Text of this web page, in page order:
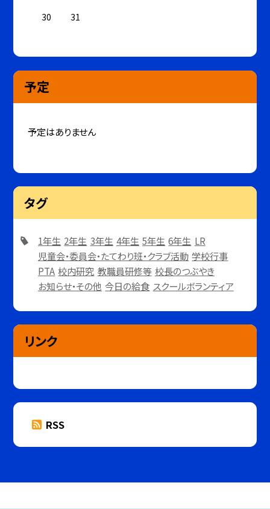
30
31
予定
予定はありません
タグ
1年生 2年生 3年生 4年生 5年生 6年生 LR
児童会・委員会・たてわり班・クラブ活動 学校行事
PTA 校内研究 教職員研修等 校長のつぶやき
お知らせ・その他 今日の給食 スクールボランティア
リンク
RSS